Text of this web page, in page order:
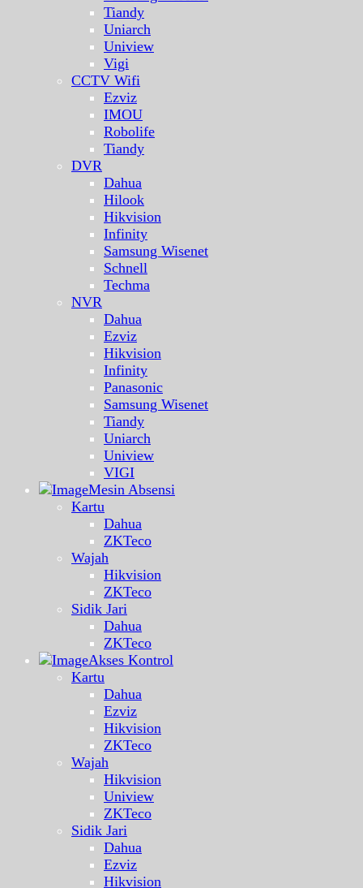
Tiandy
Uniarch
Uniview
Vigi
CCTV Wifi
Ezviz
IMOU
Robolife
Tiandy
DVR
Dahua
Hilook
Hikvision
Infinity
Samsung Wisenet
Schnell
Techma
NVR
Dahua
Ezviz
Hikvision
Infinity
Panasonic
Samsung Wisenet
Tiandy
Uniarch
Uniview
VIGI
Mesin Absensi
Kartu
Dahua
ZKTeco
Wajah
Hikvision
ZKTeco
Sidik Jari
Dahua
ZKTeco
Akses Kontrol
Kartu
Dahua
Ezviz
Hikvision
ZKTeco
Wajah
Hikvision
Uniview
ZKTeco
Sidik Jari
Dahua
Ezviz
Hikvision